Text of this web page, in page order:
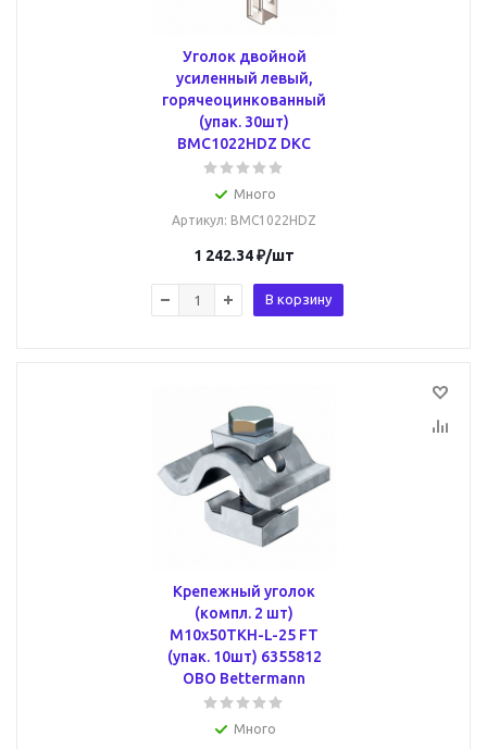
Уголок двойной
усиленный левый,
горячеоцинкованный
(упак. 30шт)
BMC1022HDZ DKC
Много
Артикул: BMC1022HDZ
1 242.34₽/шт
В корзину
Крепежный уголок
(компл. 2 шт)
M10x50TKH-L-25 FT
(упак. 10шт) 6355812
OBO Bettermann
Много